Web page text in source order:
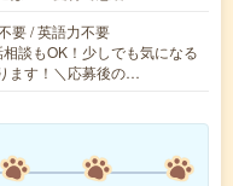
要 / 英語力不要
談もOK！少しでも気になる
ます！＼応募後の…